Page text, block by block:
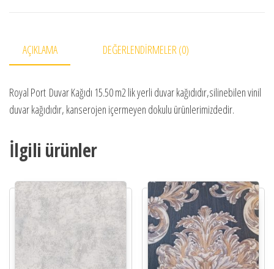
AÇIKLAMA DEĞERLENDIRMELER (0)
Royal Port Duvar Kağıdı 15.50 m2 lik yerli duvar kağıdıdır,silinebilen vinil
duvar kağıdıdır, kanserojen içermeyen dokulu ürünlerimizdedir.
İlgili ürünler